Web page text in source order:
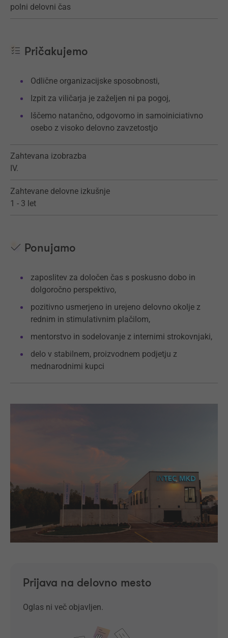
polni delovni čas
Pričakujemo
Odlične organizacijske sposobnosti,
Izpit za viličarja je zaželjen ni pa pogoj,
Iščemo natančno, odgovorno in samoiniciativno
osebo z visoko delovno zavzetostjo
Zahtevana izobrazba
IV.
Zahtevane delovne izkušnje
1 - 3 let
Ponujamo
zaposlitev za določen čas s poskusno dobo in
dolgoročno perspektivo,
pozitivno usmerjeno in urejeno delovno okolje z
rednim in stimulativnim plačilom,
mentorstvo in sodelovanje z internimi strokovnjaki,
delo v stabilnem, proizvodnem podjetju z
mednarodnimi kupci
Prijava na delovno mesto
Oglas ni več objavljen.